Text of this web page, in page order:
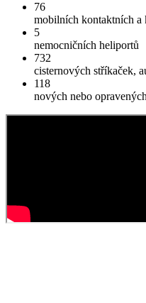
76
mobilních kontaktních a
5
nemocničních heliportů
732
cisternových stříkaček,
118
nových nebo